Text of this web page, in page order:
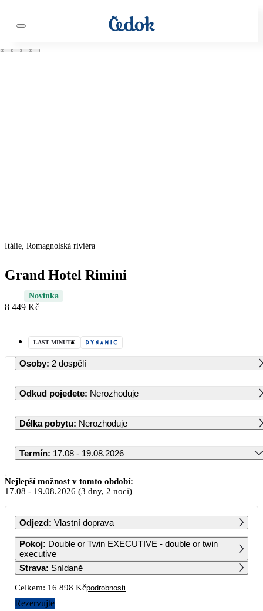
Itálie, Romagnolská riviéra
Grand Hotel Rimini
Novinka
8 449 Kč
LAST MINUTE
Osoby: 2 dospělí
Odkud pojedete: Nerozhoduje
Délka pobytu: Nerozhoduje
Termín: 17.08 - 19.08.2026
Srpen 2026
PO ÚT ST ČT PÁ SO NE
1 2
3 4
10
Nejlepší možnost v tomto období:
17.08 - 19.08.2026 (3 dny, 2 noci)
Odjezd: Vlastní doprava
Pokoj: Double or Twin EXECUTIVE - double or twin
executive
Strava: Snídaně
Celkem: 16 898 Kčpodrobnosti
Rezervujte